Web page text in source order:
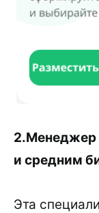
2.Менеджер
и средним
Эта